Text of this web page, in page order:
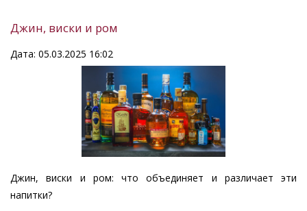
Джин, виски и ром
Дата: 05.03.2025 16:02
Джин, виски и ром: что объединяет и различает эти
напитки?